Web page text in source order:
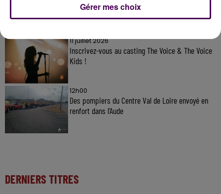
11 juillet 2026
Inscrivez-vous au casting The Voice & The Voice
Kids !
12h00
Des pompiers du Centre Val de Loire envoyé en
renfort dans l'Aude
DERNIERS TITRES
Gérer mes choix